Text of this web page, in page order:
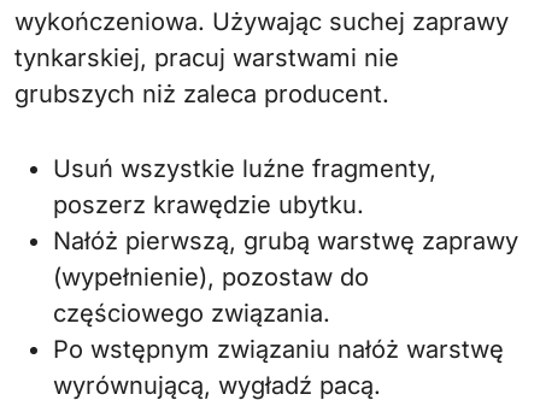
wykończeniowa. Używając suchej zaprawy
tynkarskiej, pracuj warstwami nie
grubszych niż zaleca producent.
Usuń wszystkie luźne fragmenty,
poszerz krawędzie ubytku.
Nałóż pierwszą, grubą warstwę zaprawy
(wypełnienie), pozostaw do
częściowego związania.
Po wstępnym związaniu nałóż warstwę
wyrównującą, wygładź pacą.